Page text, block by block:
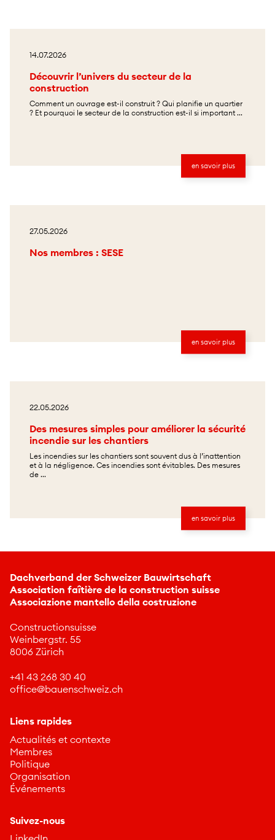
14.07.2026
Découvrir l’univers du secteur de la
construction
Comment un ouvrage est-il construit ? Qui planifie un quartier
? Et pourquoi le secteur de la construction est-il si important ...
en savoir plus
27.05.2026
Nos membres : SESE
en savoir plus
22.05.2026
Des mesures simples pour améliorer la sécurité
incendie sur les chantiers
Les incendies sur les chantiers sont souvent dus à l’inattention
et à la négligence. Ces incendies sont évitables. Des mesures
de ...
en savoir plus
Dachverband der Schweizer Bauwirtschaft
Association faîtière de la construction suisse
Associazione mantello della costruzione
Constructionsuisse
Weinbergstr. 55
8006 Zürich
+41 43 268 30 40
ff c b nschw z ch
Liens rapides
Actualités et contexte
Membres
Politique
Organisation
Événements
Suivez-nous